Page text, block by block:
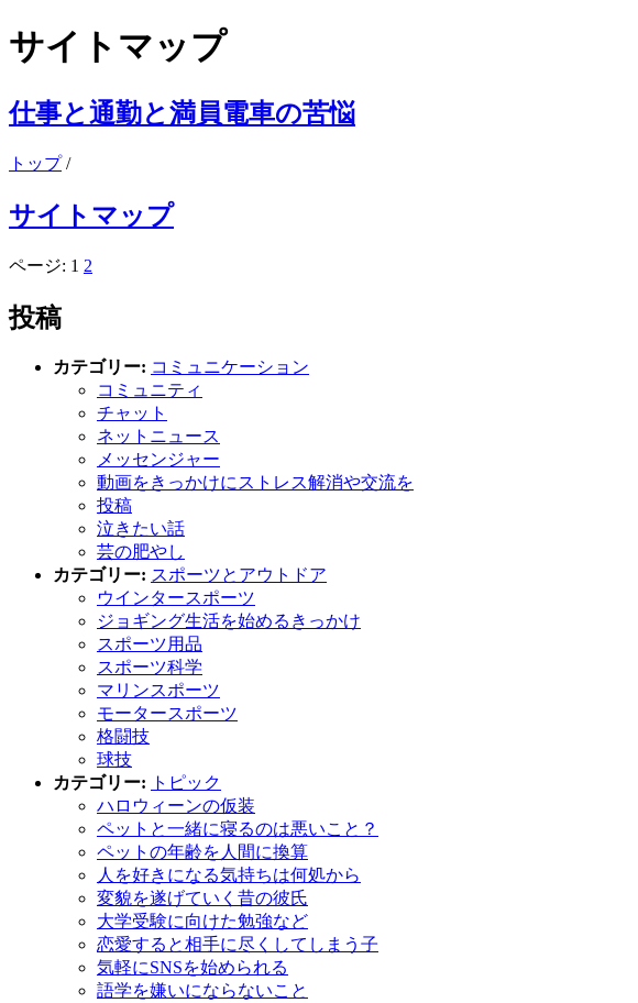
サイトマップ
仕事と通勤と満員電車の苦悩
トップ/
サイトマップ
ページ: 1 2
投稿
カテゴリー: コミュニケーション
コミュニティ
チャット
ネットニュース
メッセンジャー
動画をきっかけにストレス解消や交流を
投稿
泣きたい話
芸の肥やし
カテゴリー: スポーツとアウトドア
ウインタースポーツ
ジョギング生活を始めるきっかけ
スポーツ用品
スポーツ科学
マリンスポーツ
モータースポーツ
格闘技
球技
カテゴリー:
トピック
ハロウィーンの仮装
ペットと一緒に寝るのは悪いこと？
ペットの年齢を人間に換算
人を好きになる気持ちは何処から
変貌を遂げていく昔の彼氏
大学受験に向けた勉強など
恋愛すると相手に尽くしてしまう子
気軽にSNSを始められる
語学を嫌いにならないこと